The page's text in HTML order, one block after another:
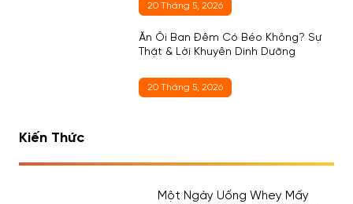
20 Tháng 5, 2026
Ăn Ổi Ban Đêm Có Béo Không? Sự
Thật & Lời Khuyên Dinh Dưỡng
20 Tháng 5, 2026
Kiến Thức
Một Ngày Uống Whey Mấy